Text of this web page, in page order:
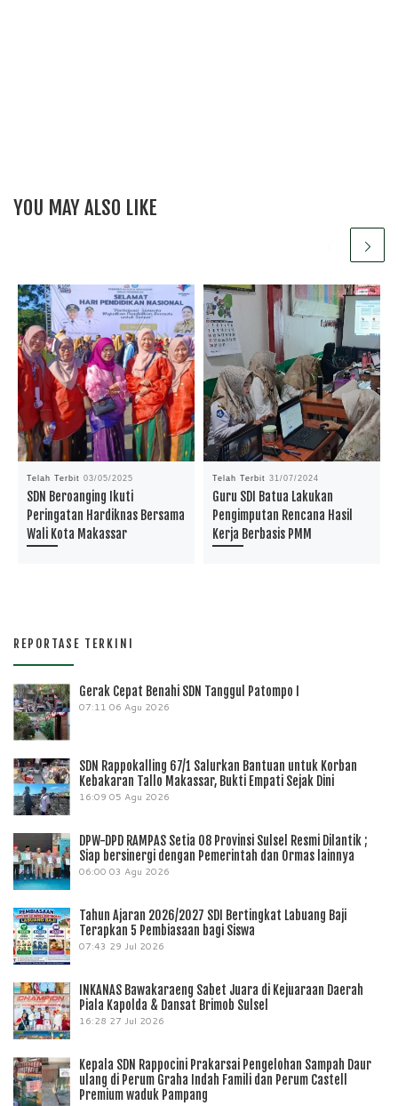
YOU MAY ALSO LIKE
Telah Terbit03/05/2025
SDN Beroanging Ikuti
Peringatan Hardiknas Bersama
Wali Kota Makassar
Telah Terbit31/07/2024
Guru SDI Batua Lakukan
Pengimputan Rencana Hasil
Kerja Berbasis PMM
REPORTASE TERKINI
Gerak Cepat Benahi SDN Tanggul Patompo I
07:11 06 Agu 2026
SDN Rappokalling 67/1 Salurkan Bantuan untuk Korban
Kebakaran Tallo Makassar, Bukti Empati Sejak Dini
16:09 05 Agu 2026
DPW-DPD RAMPAS Setia 08 Provinsi Sulsel Resmi Dilantik ;
Siap bersinergi dengan Pemerintah dan Ormas lainnya
06:00 03 Agu 2026
Tahun Ajaran 2026/2027 SDI Bertingkat Labuang Baji
Terapkan 5 Pembiasaan bagi Siswa
07:43 29 Jul 2026
INKANAS Bawakaraeng Sabet Juara di Kejuaraan Daerah
Piala Kapolda & Dansat Brimob Sulsel
16:28 27 Jul 2026
Kepala SDN Rappocini Prakarsai Pengelohan Sampah Daur
ulang di Perum Graha Indah Famili dan Perum Castell
Premium waduk Pampang